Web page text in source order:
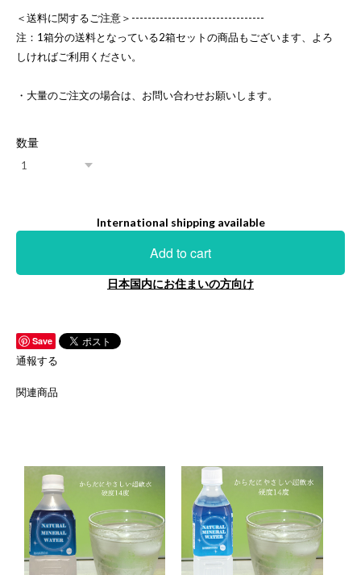
＜送料に関するご注意＞---------------------------------
注：1箱分の送料となっている2箱セットの商品もございます、よろ
しければご利用ください。
・大量のご注文の場合は、お問い合わせお願いします。
数量
International shipping available
Add to cart
日本国内にお住まいの方向け
Save
通報する
関連商品